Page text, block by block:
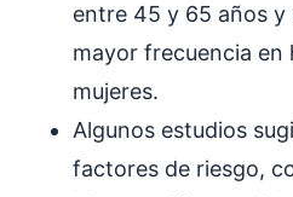
entre 45 y 65 años y
mayor frecuencia en
mujeres.
Algunos estudios
factores de riesgo,